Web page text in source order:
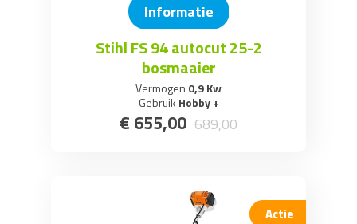
Informatie
Stihl FS 94 autocut 25-2
bosmaaier
Vermogen 0,9 Kw
Gebruik Hobby +
€ 655,00 689,00
Actie